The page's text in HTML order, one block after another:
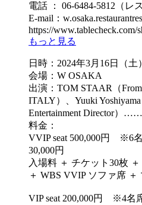
電話 ： 06-6484-5812（レ
E-mail：
https://www.tablecheck.com/
もっと見る
日時：2024年3月16日（土
会場：W OSAKA
出演：TOM STAAR（
ITALY）、Yuuki
Entertainment Director）
料金：
VVIP seat 500,000円 ※6
30,000円
入場料 ＋ チケット30枚
＋ WBS VVIP ソファ席
VIP seat 200,000円 ※4名